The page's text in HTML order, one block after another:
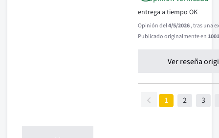
entrega a tiempo OK
Opinión del4/5/2026, tras una
Publicado originalmente en
Ver reseña
1 2 3